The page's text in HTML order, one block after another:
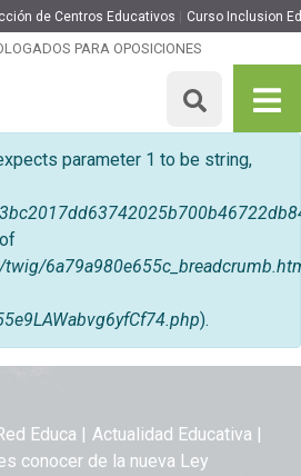
de Centros Educativos Curso Inclusion
PARA OPOSICIONES
parameter 1 to be string,
of
).
Educa
Actualidad Educativa
conocer de la nueva Ley